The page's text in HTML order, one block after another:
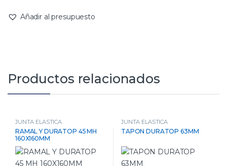
Añadir al presupuesto
Productos relacionados
JUNTA ELASTICA
RAMAL Y DURATOP 45 MH
160X160MM
JUNTA ELASTICA
TAPON DURATOP 63MM